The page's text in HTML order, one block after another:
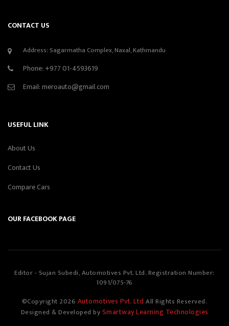
CONTACT US
Address: Sagarmatha Complex, Naxal, Kathmandu
Phone: +977 01-4593619
Email:meroauto@gmail.com
USEFUL LINK
About Us
Contact Us
Compare Cars
OUR FACEBOOK PAGE
Editor - Sujan Subedi, Automotives Pvt. Ltd. Registration Number:
1091/075-76
©Copyright 2026 Automotives Pvt. LtdAll Rights Reserved.
Designed & Developed bySmartway Learning Technologies